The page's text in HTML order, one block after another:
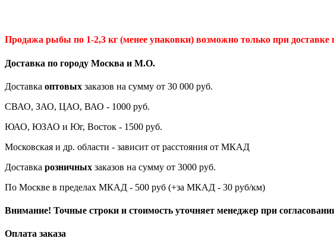
Продажа рыбы по 1-2,3 кг (менее упаковки) возможно только при доставке
Доставка по городу Москва и М.О.
Доставка оптовых заказов на сумму от 30 000 руб.
СВАО, ЗАО, ЦАО, ВАО - 1000 руб.
ЮАО, ЮЗАО и Юг, Восток - 1500 руб.
Московская и др. области - зависит от расстояния от МКАД
Доставка розничных заказов на сумму от 3000 руб.
По Москве в пределах МКАД - 500 руб (+за МКАД - 30 руб/км)
Внимание! Точные строки и стоимость уточняет менеджер при
Оплата заказа